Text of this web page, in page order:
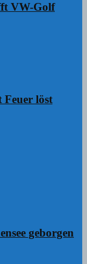
VW-Golf
Feuer löst
geborgen